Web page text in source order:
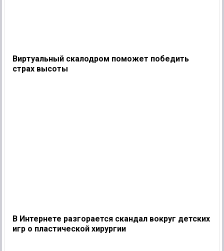
Виртуальный скалодром поможет победить
страх высоты
В Интернете разгорается скандал вокруг детских
игр о пластической хирургии